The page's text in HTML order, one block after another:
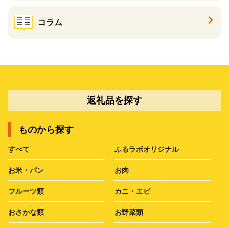
コラム
返礼品を探す
ものから探す
すべて ふるラボオリジナル
お米・パン お肉
フルーツ類 カニ・エビ
おさかな類 お野菜類